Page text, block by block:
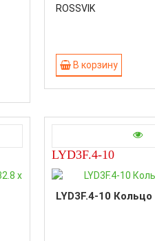
ROSSVIK
В корзину
LYD3F.4-10
LYD3F.4-10